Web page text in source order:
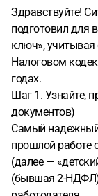
Здравствуйте!
подготовил для
ключ»,
Налоговом
годах.
Шаг 1. Узнайте,
документов)
Самый надежный
прошлой работе
(далее —
(бывшая 2-НДФЛ)